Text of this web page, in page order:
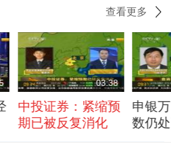
查看更多
03:38
中投证券：紧缩预
期已被反复消化
申银
数仍